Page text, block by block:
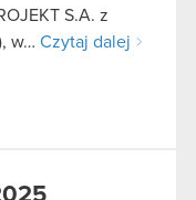
S.A. z
w… Czytaj dalej